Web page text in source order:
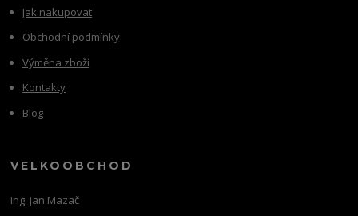
Jak nakupovat
Obchodní podmínky
Výměna zboží
Kontakty
Blog
VELKOOBCHOD
Ing. Jan Mazač